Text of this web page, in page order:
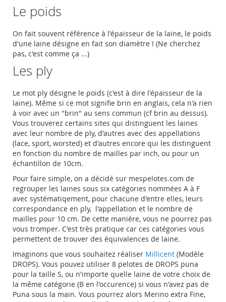
Le poids
On fait souvent référence à l'épaisseur de la laine, le poids
d'une laine désigne en fait son diamètre ! (Ne cherchez
pas, c'est comme ça ...)
Les ply
Le mot ply désigne le poids (c'est à dire l'épaisseur de la
laine). Même si ce mot signifie brin en anglais, cela n'a rien
à voir avec un "brin" au sens commun (cf brin au dessus).
Vous trouverez certains sites qui distinguent les laines
avec leur nombre de ply, d'autres avec des appellations
(lace, sport, worsted) et d'autres encore qui les distinguent
en fonction du nombre de mailles par inch, ou pour un
échantillon de 10cm.
Pour faire simple, on a décidé sur mespelotes.com de
regrouper les laines sous six catégories nommées A à F
avec systématiqement, pour chacune d'entre elles, leurs
correspondance en ply, l'appellation et le nombre de
mailles pour 10 cm. De cette manière, vous ne pourrez pas
vous tromper. C'est très pratique car ces catégories vous
permettent de trouver des équivalences de laine.
Imaginons que vous souhaitez réaliser Millicent (Modèle
DROPS). Vous pouvez utiliser 8 pelotes de DROPS puna
pour la taille S, ou n'importe quelle laine de votre choix de
la même catégorie (B en l'occurence) si vous n'avez pas de
Puna sous la main. Vous pourrez alors Merino extra Fine,